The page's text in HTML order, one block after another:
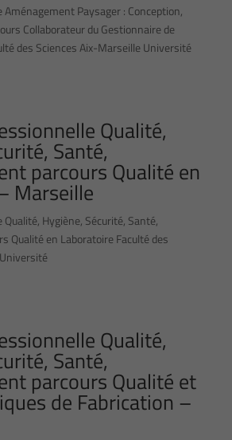
Paysager : Conception,
Collaborateur du Gestionnaire de
des Sciences Aix-Marseille Université
Qualité,
Santé,
parcours Qualité en
Marseille
Hygiène, Sécurité, Santé,
Qualité en Laboratoire Faculté des
Qualité,
Santé,
parcours Qualité et
de Fabrication –